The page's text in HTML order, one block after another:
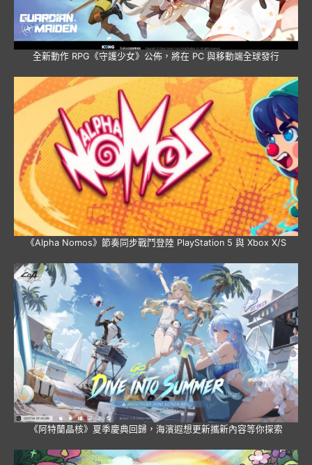
全新動作 RPG《守護少女》公佈，將在 PC 與移動端全球發行
《Alpha Nomos》節奏同步戰鬥登陸 PlayStation 5 與 Xbox X/S
《阿特蘭晶核》夏季慶典回歸，海濱遐想更新攜新內容等你探索